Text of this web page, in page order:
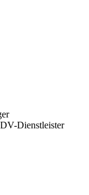
Dienstleister